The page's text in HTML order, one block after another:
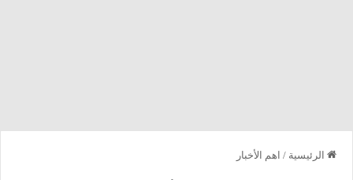
الرئيسية / اهم الأخبار